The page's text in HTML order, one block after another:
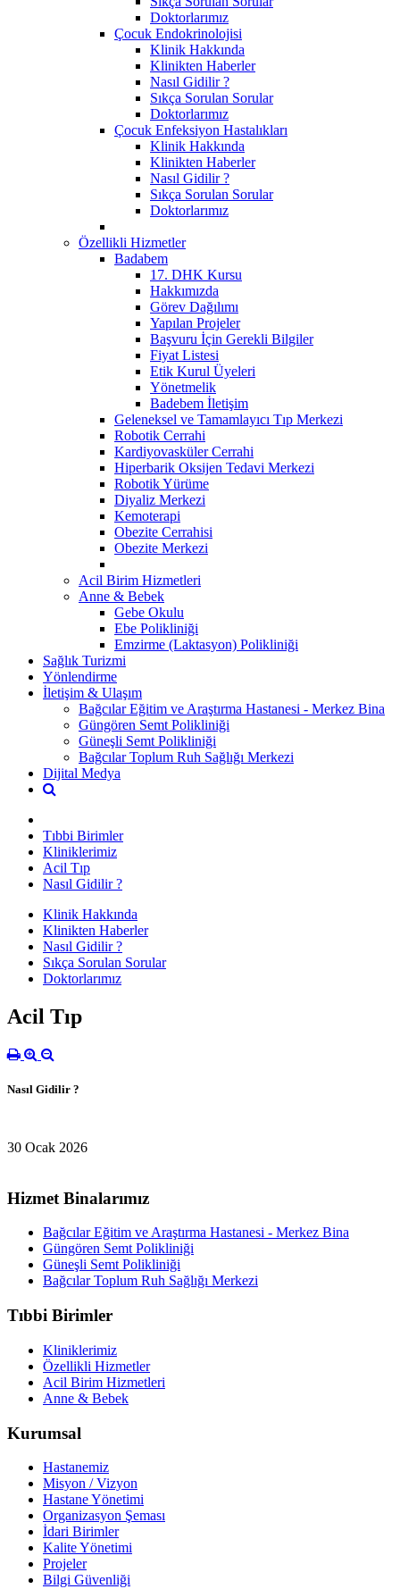
Doktorlarımız
Çocuk Endokrinolojisi
Klinik Hakkında
Klinikten Haberler
Nasıl Gidilir ?
Sıkça Sorulan Sorular
Doktorlarımız
Çocuk Enfeksiyon Hastalıkları
Klinik Hakkında
Klinikten Haberler
Nasıl Gidilir ?
Sıkça Sorulan Sorular
Doktorlarımız
Özellikli Hizmetler
Badabem
17. DHK Kursu
Hakkımızda
Görev Dağılımı
Yapılan Projeler
Başvuru İçin Gerekli Bilgiler
Fiyat Listesi
Etik Kurul Üyeleri
Yönetmelik
Badebem İletişim
Geleneksel ve Tamamlayıcı Tıp Merkezi
Robotik Cerrahi
Kardiyovasküler Cerrahi
Hiperbarik Oksijen Tedavi Merkezi
Robotik Yürüme
Diyaliz Merkezi
Kemoterapi
Obezite Cerrahisi
Obezite Merkezi
Acil Birim Hizmetleri
Anne & Bebek
Gebe Okulu
Ebe Polikliniği
Emzirme (Laktasyon) Polikliniği
Sağlık Turizmi
Yönlendirme
İletişim & Ulaşım
Bağcılar Eğitim ve Araştırma Hastanesi - Merkez Bina
Güngören Semt Polikliniği
Güneşli Semt Polikliniği
Bağcılar Toplum Ruh Sağlığı Merkezi
Dijital Medya
Tıbbi Birimler
Kliniklerimiz
Acil Tıp
Nasıl Gidilir ?
Klinik Hakkında
Klinikten Haberler
Nasıl Gidilir ?
Sıkça Sorulan Sorular
Doktorlarımız
Acil Tıp
Nasıl Gidilir ?
30 Ocak 2026
Hizmet Binalarımız
Bağcılar Eğitim ve Araştırma Hastanesi - Merkez Bina
Güngören Semt Polikliniği
Güneşli Semt Polikliniği
Bağcılar Toplum Ruh Sağlığı Merkezi
Tıbbi Birimler
Kliniklerimiz
Özellikli Hizmetler
Acil Birim Hizmetleri
Anne & Bebek
Kurumsal
Hastanemiz
Misyon / Vizyon
Hastane Yönetimi
Organizasyon Şeması
İdari Birimler
Kalite Yönetimi
Projeler
Bilgi Güvenliği